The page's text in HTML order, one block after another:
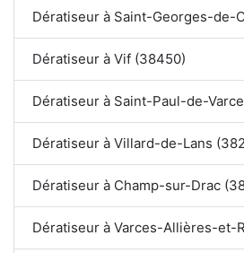
Dératiseur à Saint-Georges-de-
Dératiseur à Vif (38450)
Dératiseur à Saint-Paul-de-
Dératiseur à Villard-de-Lans
Dératiseur à Champ-sur-Drac
Dératiseur à Varces-Allières-et-